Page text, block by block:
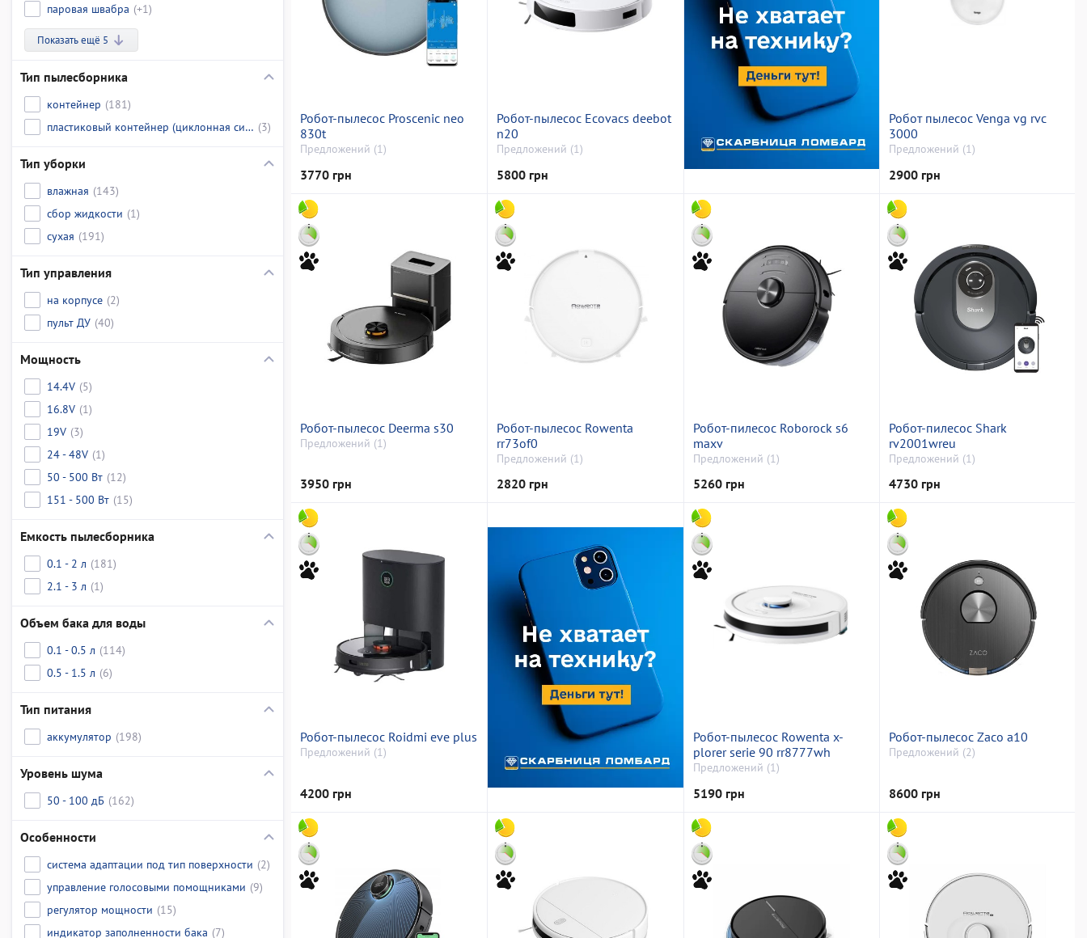
паровая швабра (+1)
Показать ещё 5
Тип пылесборника
контейнер (181)
пластиковый контейнер (циклонная система) (3)
Тип уборки
влажная (143)
сбор жидкости (1)
сухая (191)
Тип управления
на корпусе (2)
пульт ДУ (40)
Мощность
14.4V (5)
16.8V (1)
19V (3)
24 - 48V (1)
50 - 500 Вт (12)
151 - 500 Вт (15)
Емкость пылесборника
0.1 - 2 л (181)
2.1 - 3 л (1)
Объем бака для воды
0.1 - 0.5 л (114)
0.5 - 1.5 л (6)
Тип питания
аккумулятор (198)
Уровень шума
50 - 100 дБ (162)
Особенности
система адаптации под тип поверхности (2)
управление голосовыми помощниками (9)
регулятор мощности (15)
индикатор заполненности бака (7)
Робот-пылесос Proscenic neo
830t
Предложений (1)
3770 грн
Робот-пылесос Ecovacs deebot
n20
Предложений (1)
5800 грн
Робот пылесос Venga vg rvc
3000
Предложений (1)
2900 грн
Робот-пылесос Deerma s30
Предложений (1)
3950 грн
Робот-пылесос Rowenta
rr73of0
Предложений (1)
2820 грн
Робот-пилесос Roborock s6
maxv
Предложений (1)
5260 грн
Робот-пилесос Shark
rv2001wreu
Предложений (1)
4730 грн
Робот-пылесос Roidmi eve plus
Предложений (1)
4200 грн
Робот-пылесос Rowenta x-
plorer serie 90 rr8777wh
Предложений (1)
5190 грн
Робот-пылесос Zaco a10
Предложений (2)
8600 грн